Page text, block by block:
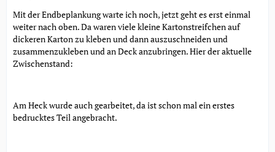
Mit der Endbeplankung warte ich noch, jetzt geht es erst einmal
weiter nach oben. Da waren viele kleine Kartonstreifchen auf
dickeren Karton zu kleben und dann auszuschneiden und
zusammenzukleben und an Deck anzubringen. Hier der aktuelle
Zwischenstand:
Am Heck wurde auch gearbeitet, da ist schon mal ein erstes
bedrucktes Teil angebracht.